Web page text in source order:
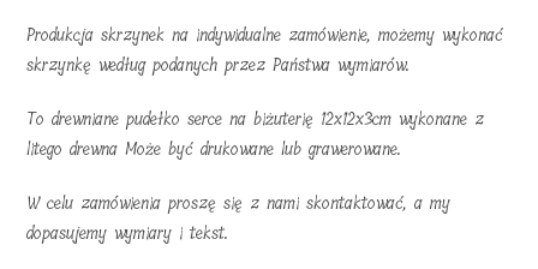
Produkcja skrzynek na indywidualne zamówienie, możemy wykonać
skrzynkę według podanych przez Państwa wymiarów.
To drewniane pudełko serce na biżuterię 12x12x3cm wykonane z
litego drewna Może być drukowane lub grawerowane.
W celu zamówienia proszę się z nami skontaktować, a my
dopasujemy wymiary i tekst.